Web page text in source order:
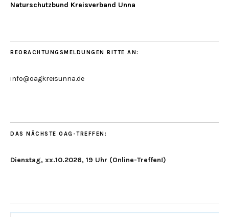
Naturschutzbund Kreisverband Unna
BEOBACHTUNGSMELDUNGEN BITTE AN:
info@oagkreisunna.de
DAS NÄCHSTE OAG-TREFFEN:
Dienstag, xx.10.2026, 19 Uhr (Online-Treffen!)